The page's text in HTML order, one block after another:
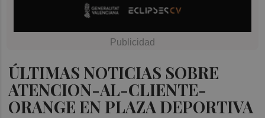
ÚLTIMAS NOTICIAS SOBRE
ATENCION-AL-CLIENTE-
ORANGE EN PLAZA DEPORTIVA